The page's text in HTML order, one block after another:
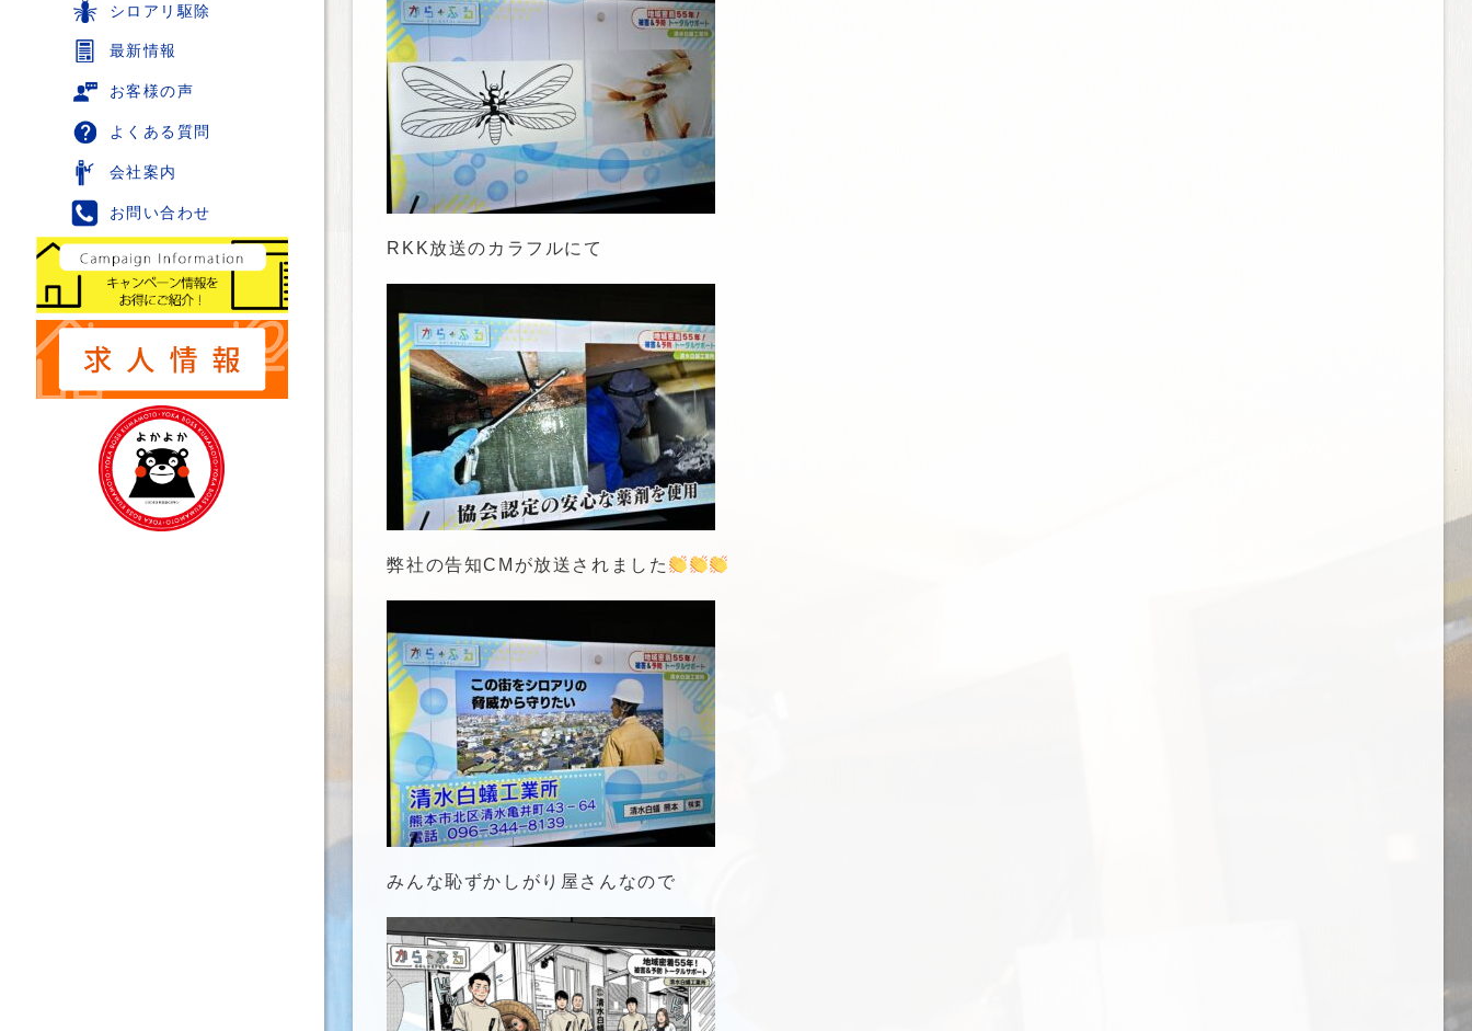
シロアリ駆除
最新情報
お客様の声
よくある質問
会社案内
お問い合わせ
RKK放送のカラフルにて
弊社の告知CMが放送されました
みんな恥ずかしがり屋さんなので